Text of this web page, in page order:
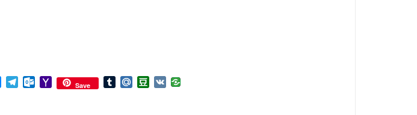
Messenger
TelegramOutlook.com
YahooSave TumblrMail.RuDouban
VK